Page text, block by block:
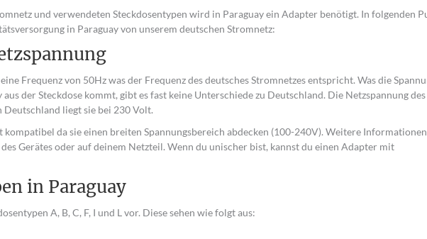
und verwendeten Steckdosentypen wird in Paraguay ein Adapter benötigt. In folgenden
in Paraguay von unserem deutschen Stromnetz:
Frequenz von 50Hz was der Frequenz des deutsches Stromnetzes entspricht. Was die
der Steckdose kommt, gibt es fast keine Unterschiede zu Deutschland. Die Netzspannung
liegt sie bei 230 Volt.
kompatibel da sie einen breiten Spannungsbereich abdecken (100-240V). Weitere
Gerätes oder auf deinem Netzteil. Wenn du unischer bist, kannst du einen Adapter mit
in Paraguay
A, B, C, F, I und L vor. Diese sehen wie folgt aus: